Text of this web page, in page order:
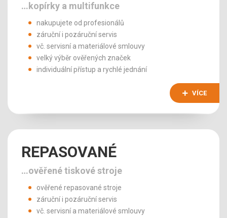
…kopírky a multifunkce
nakupujete od profesionálů
záruční i pozáruční servis
vč. servisní a materiálové smlouvy
velký výběr ověřených značek
individuální přístup a rychlé jednání
VÍCE
REPASOVANÉ
…ověřené tiskové stroje
ověřené repasované stroje
záruční i pozáruční servis
vč. servisní a materiálové smlouvy